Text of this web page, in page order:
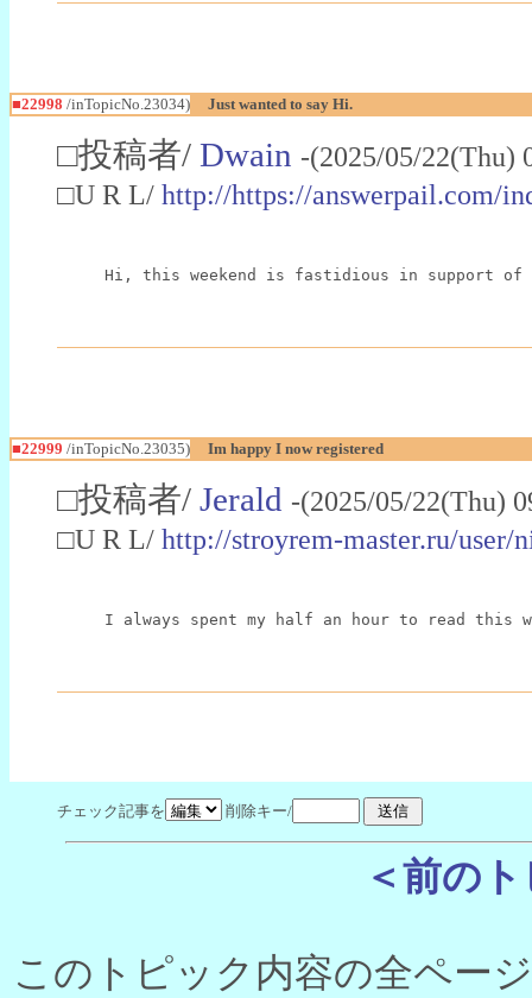
■22998 /inTopicNo.23034) Just wanted to say Hi.
□投稿者/ Dwain -(2025/05/
□U R L/ http://https://answerpail.com/
Hi, this weekend is fastidious in support of
■22999 /inTopicNo.23035) Im happy I now registered
□投稿者/ Jerald -(2025/05/22(Thu)
□U R L/ http://stroyrem-master.ru/user/
I always spent my half an hour to read
チェック記事を 削除キー/
＜前の
このトピック内容の全ペー